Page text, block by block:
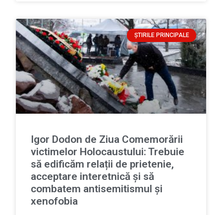
ȘTIRILE PRINCIPALE
Igor Dodon de Ziua Comemorării
victimelor Holocaustului: Trebuie
să edificăm relații de prietenie,
acceptare interetnică și să
combatem antisemitismul și
xenofobia